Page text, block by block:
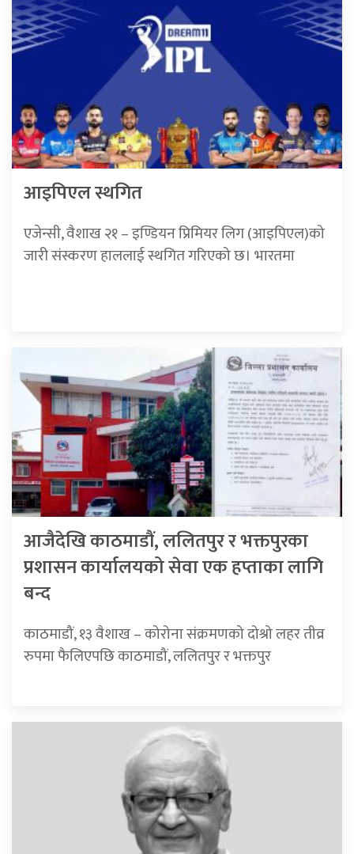
आइपिएल स्थगित
एजेन्सी, वैशाख २१ – इण्डियन प्रिमियर लिग (आइपिएल)को
जारी संस्करण हाललाई स्थगित गरिएको छ। भारतमा
आजैदेखि काठमाडौं, ललितपुर र भक्तपुरका
प्रशासन कार्यालयको सेवा एक हप्ताका लागि
बन्द
काठमाडौं, १३ वैशाख – कोरोना संक्रमणको दोश्रो लहर तीव्र
रुपमा फैलिएपछि काठमाडौं, ललितपुर र भक्तपुर